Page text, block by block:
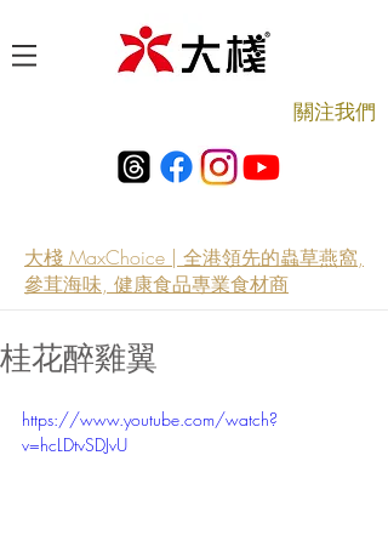
​關注我們
大棧 MaxChoice | 全港領先的蟲草燕窩,
參茸海味, 健康食品專業食材商
桂花醉雞翼
https://www.youtube.com/watch?
v=hcLDtvSDJvU